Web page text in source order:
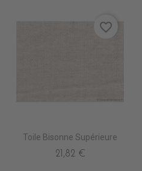
Toile Bisonne Supérieure
21,82 €
favorite_border